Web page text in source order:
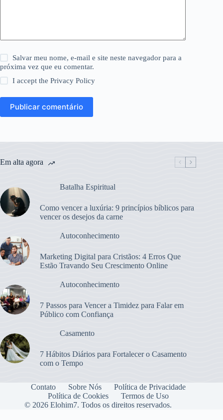
Salvar meu nome, e-mail e site neste navegador para a
próxima vez que eu comentar.
I accept thePrivacy Policy
Publicar comentário
Em alta agora
Batalha Espiritual
Como vencer a luxúria: 9 princípios bíblicos para
vencer os desejos da carne
Autoconhecimento
Marketing Digital para Cristãos: 4 Erros Que
Estão Travando Seu Crescimento Online
Autoconhecimento
7 Passos para Vencer a Timidez para Falar em
Público com Confiança
Casamento
7 Hábitos Diários para Fortalecer o Casamento
com o Tempo
Contato Sobre Nós
Política de Privacidade
Política de Cookies
Termos de Uso
© 2026 Elohim7. Todos os direitos reservados.